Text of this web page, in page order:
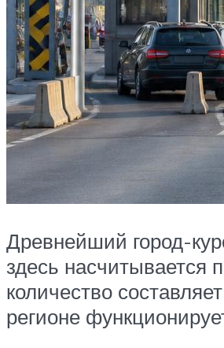
Древнейший город-
здесь насчитывается
количество
регионе